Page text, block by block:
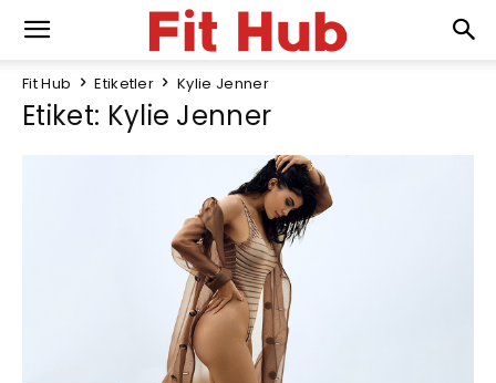
Fit Hub Etiketler Kylie Jenner
Etiket: Kylie Jenner